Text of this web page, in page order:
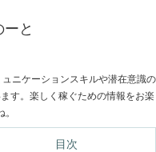
と
ニケーションスキルや潜在意識の
す。楽しく稼ぐための情報をお楽
目次